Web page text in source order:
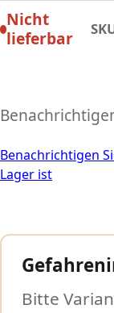
Nicht
lieferbar
Benachrichtigen
Lager ist
Bitte